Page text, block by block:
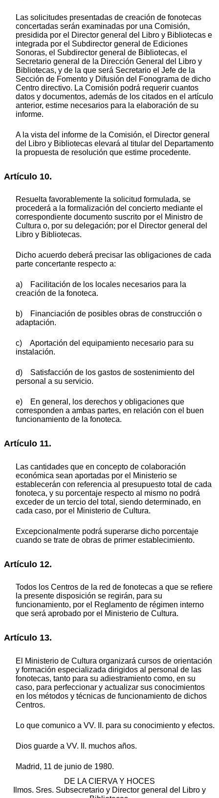
Las solicitudes presentadas de creación de fonotecas
concertadas serán examinadas por una Comisión,
presidida por el Director general del Libro y Bibliotecas e
integrada por el Subdirector general de Ediciones
Sonoras, el Subdirector general de Bibliotecas, el
Secretario general de la Dirección General del Libro y
Bibliotecas, y de la que será Secretario el Jefe de la
Sección de Fomento y Difusión del Fonograma de dicho
Centro directivo. La Comisión podrá requerir cuantos
datos y documentos, además de los citados en el artículo
anterior, estime necesarios para la elaboración de su
informe.
A la vista del informe de la Comisión, el Director general
del Libro y Bibliotecas elevará al titular del Departamento
la propuesta de resolución que estime procedente.
Artículo 10.
Resuelta favorablemente la solicitud formulada, se
procederá a la formalización del concierto mediante el
correspondiente documento suscrito por el Ministro de
Cultura o, por su delegación; por el Director general del
Libro y Bibliotecas.
Dicho acuerdo deberá precisar las obligaciones de cada
parte concertante respecto a:
a) Facilitación de los locales necesarios para la
creación de la fonoteca.
b) Financiación de posibles obras de construcción o
adaptación.
c) Aportación del equipamiento necesario para su
instalación.
d) Satisfacción de los gastos de sostenimiento del
personal a su servicio.
e) En general, los derechos y obligaciones que
corresponden a ambas partes, en relación con el buen
funcionamiento de la fonoteca.
Artículo 11.
Las cantidades que en concepto de colaboración
económica sean aportadas por el Ministerio se
establecerán con referencia al presupuesto total de cada
fonoteca, y su porcentaje respecto al mismo no podrá
exceder de un tercio del total, siendo determinado, en
cada caso, por el Ministerio de Cultura.
Excepcionalmente podrá superarse dicho porcentaje
cuando se trate de obras de primer establecimiento.
Artículo 12.
Todos los Centros de la red de fonotecas a que se refiere
la presente disposición se regirán, para su
funcionamiento, por el Reglamento de régimen interno
que será aprobado por el Ministerio de Cultura.
Artículo 13.
El Ministerio de Cultura organizará cursos de orientación
y formación especializada dirigidos al personal de las
fonotecas, tanto para su adiestramiento como, en su
caso, para perfeccionar y actualizar sus conocimientos
en los métodos y técnicas de funcionamiento de dichos
Centros.
Lo que comunico a VV. II. para su conocimiento y efectos.
Dios guarde a VV. II. muchos años.
Madrid, 11 de junio de 1980.
DE LA CIERVA Y HOCES
Ilmos. Sres. Subsecretario y Director general del Libro y